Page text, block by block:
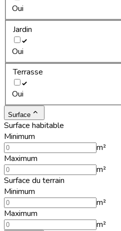
Oui
Jardin
Oui
Terrasse
Oui
Surface
Surface habitable
Minimum
m²
Maximum
m²
Surface du terrain
Minimum
m²
Maximum
m²